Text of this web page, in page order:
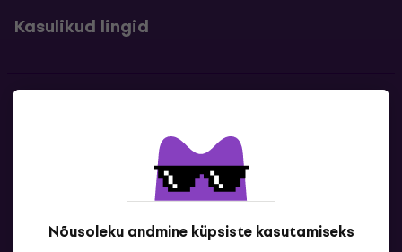
Nõusoleku andmine küpsiste kasutamiseks
Kasulikud lingid
Kontaktandmed